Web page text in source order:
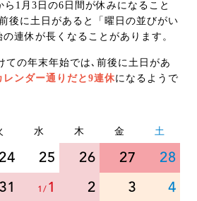
ら1月3日の6日間が休みになること
後に土日があると「曜日の並びがい
連休が長くなることがあります。
ての年末年始では､前後に土日があ
レンダー通りだと9連休になるようで
水 木 金 土
24 25 26 27
28
31 1/1 2 3
4